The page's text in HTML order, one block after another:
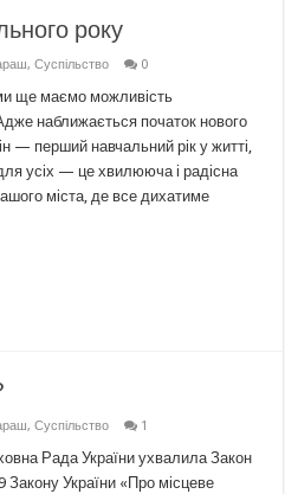
року
,Суспільство 0
ще маємо можливість
наближається початок нового
— перший навчальний рік у житті,
усіх — це хвилююча і радісна
міста, де все дихатиме
,Суспільство 1
Рада України ухвалила Закон
Закону України «Про місцеве